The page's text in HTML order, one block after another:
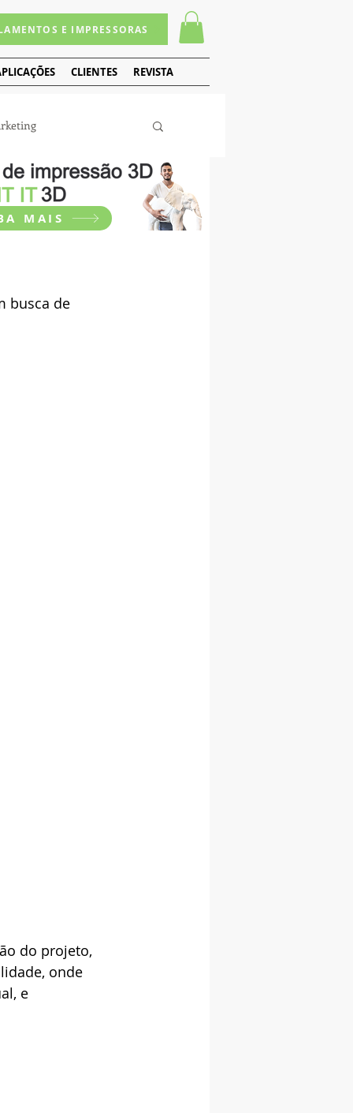
E IMPRESSORAS
CLIENTES REVISTA
busca de
do projeto,
onde
e
MAIS